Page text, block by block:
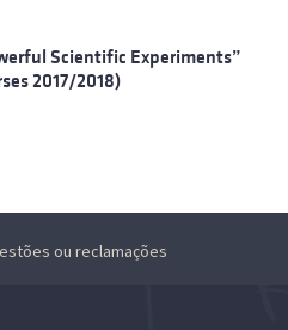
Scientific Experiments”
2017/2018)
ou reclamações